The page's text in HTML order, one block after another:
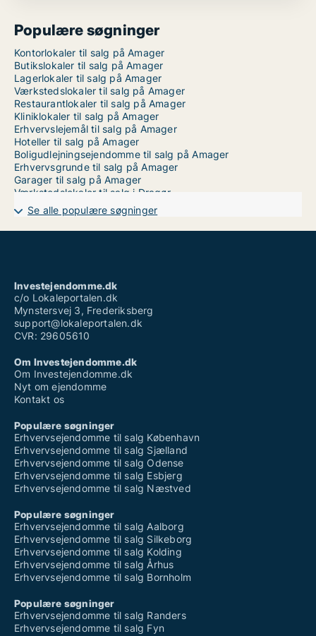
Populære søgninger
Kontorlokaler til salg på Amager
Butikslokaler til salg på Amager
Lagerlokaler til salg på Amager
Værkstedslokaler til salg på Amager
Restaurantlokaler til salg på Amager
Kliniklokaler til salg på Amager
Erhvervslejemål til salg på Amager
Hoteller til salg på Amager
Boligudlejningsejendomme til salg på Amager
Erhvervsgrunde til salg på Amager
Garager til salg på Amager
Værkstedslokaler til salg i Dragør
Værkstedslokaler til salg i Kastrup
Værkstedslokaler til salg i København S
Værkstedslokaler til salg i Ørestad
Se alle populære søgninger
Investejendomme.dk
c/o Lokaleportalen.dk
Mynstersvej 3, Frederiksberg
support@lokaleportalen.dk
CVR: 29605610
Om Investejendomme.dk
Om Investejendomme.dk
Nyt om ejendomme
Kontakt os
Populære søgninger
Erhvervsejendomme til salg København
Erhvervsejendomme til salg Sjælland
Erhvervsejendomme til salg Odense
Erhvervsejendomme til salg Esbjerg
Erhvervsejendomme til salg Næstved
Populære søgninger
Erhvervsejendomme til salg Aalborg
Erhvervsejendomme til salg Silkeborg
Erhvervsejendomme til salg Kolding
Erhvervsejendomme til salg Århus
Erhvervsejendomme til salg Bornholm
Populære søgninger
Erhvervsejendomme til salg Randers
Erhvervsejendomme til salg Fyn